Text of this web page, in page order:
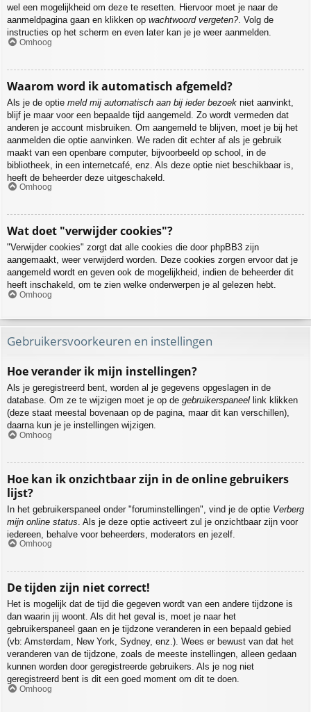
wel een mogelijkheid om deze te resetten. Hiervoor moet je naar de
aanmeldpagina gaan en klikken op wachtwoord vergeten?. Volg de
instructies op het scherm en even later kan je je weer aanmelden.
Omhoog
Waarom word ik automatisch afgemeld?
Als je de optie meld mij automatisch aan bij ieder bezoek niet aanvinkt,
blijf je maar voor een bepaalde tijd aangemeld. Zo wordt vermeden dat
anderen je account misbruiken. Om aangemeld te blijven, moet je bij het
aanmelden die optie aanvinken. We raden dit echter af als je gebruik
maakt van een openbare computer, bijvoorbeeld op school, in de
bibliotheek, in een internetcafé, enz. Als deze optie niet beschikbaar is,
heeft de beheerder deze uitgeschakeld.
Omhoog
Wat doet "verwijder cookies"?
"Verwijder cookies" zorgt dat alle cookies die door phpBB3 zijn
aangemaakt, weer verwijderd worden. Deze cookies zorgen ervoor dat je
aangemeld wordt en geven ook de mogelijkheid, indien de beheerder dit
heeft inschakeld, om te zien welke onderwerpen je al gelezen hebt.
Omhoog
Gebruikersvoorkeuren en instellingen
Hoe verander ik mijn instellingen?
Als je geregistreerd bent, worden al je gegevens opgeslagen in de
database. Om ze te wijzigen moet je op de gebruikerspaneel link klikken
(deze staat meestal bovenaan op de pagina, maar dit kan verschillen),
daarna kun je je instellingen wijzigen.
Omhoog
Hoe kan ik onzichtbaar zijn in de online gebruikers
lijst?
In het gebruikerspaneel onder "foruminstellingen", vind je de optie Verberg
mijn online status . Als je deze optie activeert zul je onzichtbaar zijn voor
iedereen, behalve voor beheerders, moderators en jezelf.
Omhoog
De tijden zijn niet correct!
Het is mogelijk dat de tijd die gegeven wordt van een andere tijdzone is
dan waarin jij woont. Als dit het geval is, moet je naar het
gebruikerspaneel gaan en je tijdzone veranderen in een bepaald gebied
(vb: Amsterdam, New York, Sydney, enz.). Wees er bewust van dat het
veranderen van de tijdzone, zoals de meeste instellingen, alleen gedaan
kunnen worden door geregistreerde gebruikers. Als je nog niet
geregistreerd bent is dit een goed moment om dit te doen.
Omhoog